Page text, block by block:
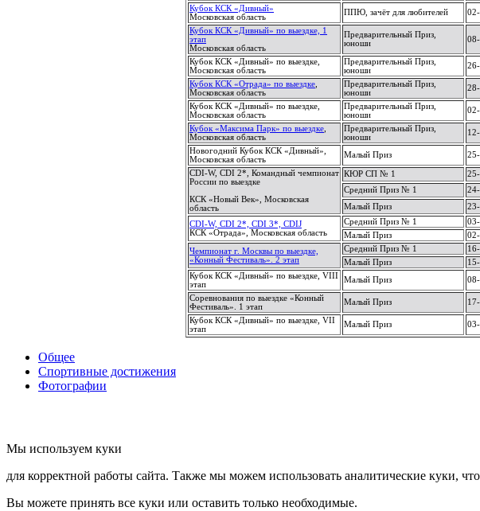
Кубок КСК «Дивный»
Московская область
ППЮ, зачёт для любителей
Кубок КСК «Дивный» по выездке, 1
этап
Московская область
Предварительный Приз,
юноши
Кубок КСК «Дивный» по выездке,
Московская область
Предварительный Приз,
юноши
Кубок КСК «Отрада» по выездке
Московская область
Предварительный Приз,
юноши
Кубок КСК «Дивный» по выездке,
Московская область
Предварительный Приз,
юноши
Кубок «Максима Парк» по выездке
Московская область
Предварительный Приз,
юноши
Новогодний Кубок КСК «Дивный»,
Московская область
Малый Приз
CDI-W, CDI 2*, Командный чемпионат
России по выездке
КСК «Новый Век», Московская
область
КЮР СП № 1
Средний Приз № 1
Малый Приз
CDI-W, CDI 2*, CDI 3*, CDIJ
КСК «Отрада», Московская область
Средний Приз № 1
Малый Приз
Чемпионат г. Москвы по выездке,
«Конный Фестиваль». 2 этап
Средний Приз № 1
Малый Приз
Кубок КСК «Дивный» по выездке, VIII
этап
Малый Приз
Соревнования по выездке «Конный
Фестиваль». 1 этап
Малый Приз
Кубок КСК «Дивный» по выездке, VII
этап
Малый Приз
Общее
Спортивные достижения
Фотографии
Мы используем куки
для корректной работы сайта. Также мы можем использовать аналитические куки,
Вы можете принять все куки или оставить только необходимые.